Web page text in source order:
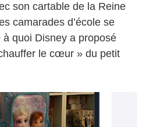
son cartable de la Reine
camarades d’école se
quoi Disney a proposé
le cœur » du petit